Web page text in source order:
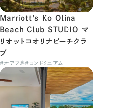
Marriott's Ko Olina
Beach Club STUDIO マ
リオットコオリナビーチクラ
ブ
#オアフ島# コンドミニアム